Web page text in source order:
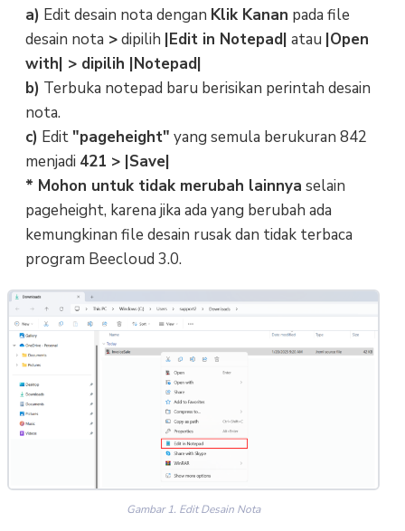
a) Edit desain nota dengan Klik Kanan pada file
desain nota >dipilih |Edit in Notepad| atau |Open
with| > dipilih |Notepad|
b) Terbuka notepad baru berisikan perintah desain
nota.
c) Edit"pageheight" yang semula berukuran 842
menjadi 421 > |Save|
* Mohon untuk tidak merubah lainnya selain
pageheight, karena jika ada yang berubah ada
kemungkinan file desain rusak dan tidak terbaca
program Beecloud 3.0.
Gambar 1. Edit Desain Nota